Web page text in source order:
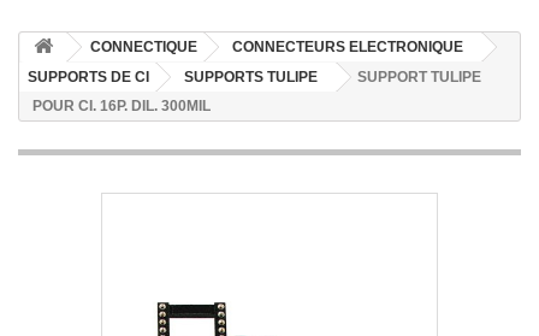
CONNECTIQUE
CONNECTEURS ELECTRONIQUE
SUPPORTS DE CI
SUPPORTS TULIPE
SUPPORT TULIPE
POUR CI. 16P. DIL. 300MIL